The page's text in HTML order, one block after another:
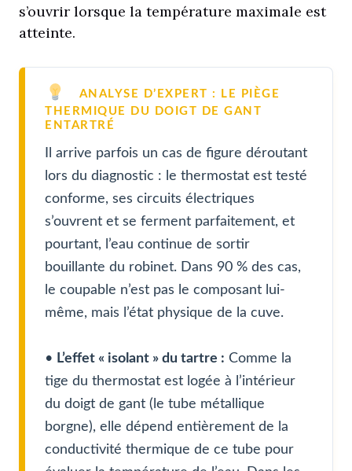
s’ouvrir lorsque la température maximale est
atteinte.
ANALYSE D’EXPERT : LE PIÈGE
THERMIQUE DU DOIGT DE GANT
ENTARTRÉ
Il arrive parfois un cas de figure déroutant
lors du diagnostic : le thermostat est testé
conforme, ses circuits électriques
s’ouvrent et se ferment parfaitement, et
pourtant, l’eau continue de sortir
bouillante du robinet. Dans 90 % des cas,
le coupable n’est pas le composant lui-
même, mais l’état physique de la cuve.
• L’effet « isolant » du tartre : Comme la
tige du thermostat est logée à l’intérieur
du doigt de gant (le tube métallique
borgne), elle dépend entièrement de la
conductivité thermique de ce tube pour